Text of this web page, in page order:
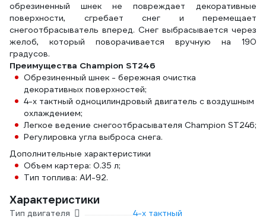
обрезиненный шнек не повреждает декоративные
поверхности, сгребает снег и перемещает
снегоотбрасыватель вперед. Снег выбрасывается через
желоб, который поворачивается вручную на 190
градусов.
Преимущества Champion ST246
Обрезиненный шнек - бережная очистка
декоративных поверхностей;
4-х тактный одноцилиндровый двигатель с воздушным
охлаждением;
Легкое ведение снегоотбрасывателя Champion ST246;
Регулировка угла выброса снега.
Дополнительные характеристики
Объем картера: 0.35 л;
Тип топлива: АИ-92.
Характеристики
Тип двигателя
4-х тактный